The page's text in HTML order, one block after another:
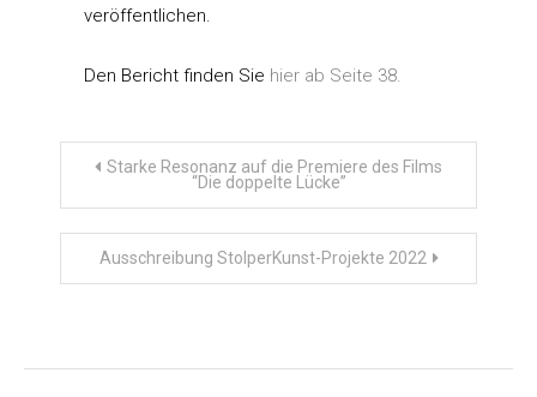
veröffentlichen.
Den Bericht finden Sie hier ab Seite 38.
Beitragsnavigation
Starke Resonanz auf die Premiere des Films
“Die doppelte Lücke”
Ausschreibung StolperKunst-Projekte 2022